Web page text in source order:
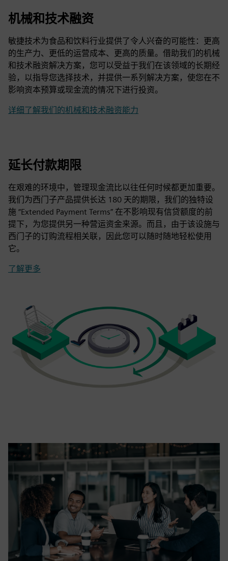
机械和技术融资
敏捷技术为食品和饮料行业提供了令人兴奋的可能性：更高
的生产力、更低的运营成本、更高的质量。借助我们的机械
和技术融资解决方案，您可以受益于我们在该领域的长期经
验，以指导您选择技术，并提供一系列解决方案，使您在不
影响资本预算或现金流的情况下进行投资。
详细了解我们的机械和技术融资能力
延长付款期限
在艰难的环境中，管理现金流比以往任何时候都更加重要。
我们为西门子产品提供长达 180 天的期限，我们的独特设
施 “Extended Payment Terms” 在不影响现有信贷额度的前
提下，为您提供另一种营运资金来源。而且，由于该设施与
西门子的订购流程相关联，因此您可以随时随地轻松使用
它。
了解更多